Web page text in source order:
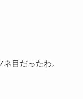
目だったわ。